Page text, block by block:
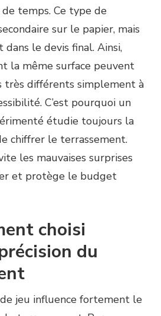
temps. Ce type de
sur le papier, mais
le devis final. Ainsi,
la même surface peuvent
très différents simplement à
C’est pourquoi un
étudie toujours la
chiffrer le terrassement.
les mauvaises surprises
et protège le budget
choisi
du
jeu influence fortement le